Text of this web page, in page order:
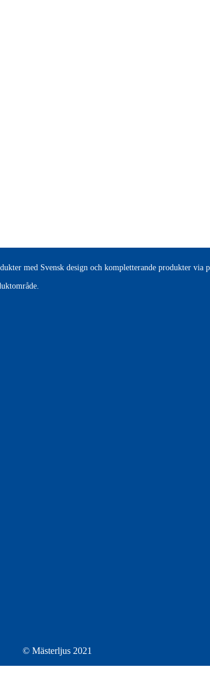
med Svensk design och kompletterande produkter via
© Mästerljus 2021